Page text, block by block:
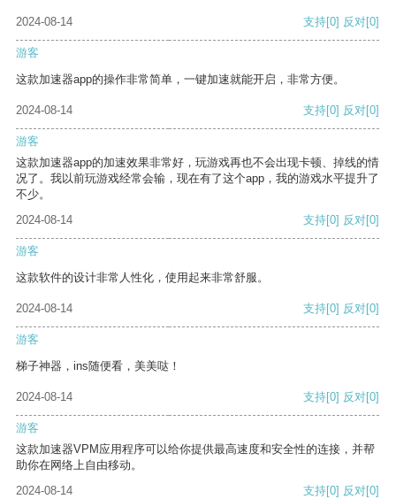
2024-08-14 支持[0] 反对[0]
游客
这款加速器app的操作非常简单，一键加速就能开启，非常方便。
2024-08-14 支持[0] 反对[0]
游客
这款加速器app的加速效果非常好，玩游戏再也不会出现卡顿、掉线的情
况了。我以前玩游戏经常会输，现在有了这个app，我的游戏水平提升了
不少。
2024-08-14
支持[0] 反对[0]
游客
这款软件的设计非常人性化，使用起来非常舒服。
2024-08-14 支持[0] 反对[0]
游客
梯子神器，ins随便看，美美哒！
2024-08-14 支持[0] 反对[0]
游客
这款加速器VPM应用程序可以给你提供最高速度和安全性的连接，并帮
助你在网络上自由移动。
2024-08-14
支持[0] 反对[0]